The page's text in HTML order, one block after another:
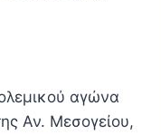
αγώνα
Αν. Μεσογείου,